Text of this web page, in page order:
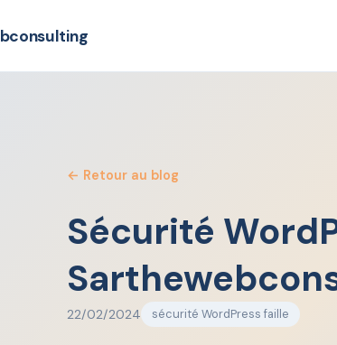
← Retour au blog
Sécurité
22/02/2024 sécurité WordPress faille